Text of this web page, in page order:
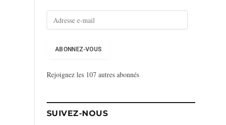
e
m
a
ABONNEZ-VOUS
Rejoignez les 107 autres abonnés
SUIVEZ-NOUS